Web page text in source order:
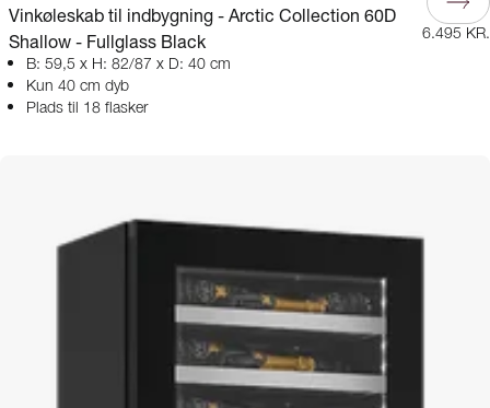
Vinkøleskab til indbygning - Arctic Collection 60D
Shallow - Fullglass Black
B: 59,5 x H: 82/87 x D: 40 cm
Kun 40 cm dyb
Plads til 18 flasker
6.495 KR.